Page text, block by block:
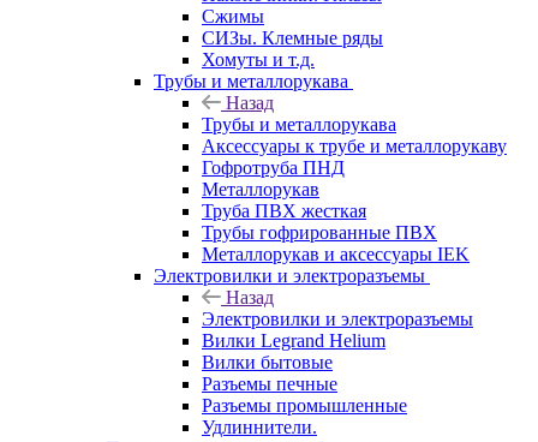
Сжимы
СИЗы. Клемные ряды
Хомуты и т.д.
Трубы и металлорукава
Назад
Трубы и металлорукава
Аксессуары к трубе и металлорукаву
Гофротруба ПНД
Металлорукав
Труба ПВХ жесткая
Трубы гофрированные ПВХ
Металлорукав и аксессуары IEK
Электровилки и электроразъемы
Назад
Электровилки и электроразъемы
Вилки Legrand Helium
Вилки бытовые
Разъемы печные
Разъемы промышленные
Удлиннители.